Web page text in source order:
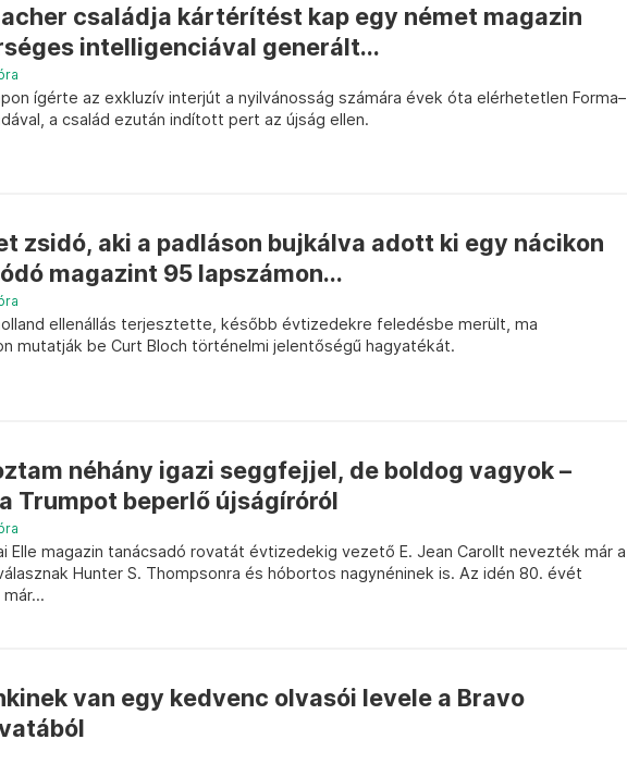
családja kártérítést kap egy német magazin
intelligenciával generált...
ígérte az exkluzív interjút a nyilvánosság számára évek óta elérhetetlen Forma–
a család ezután indított pert az újság ellen.
zsidó, aki a padláson bujkálva adott ki egy nácikon
magazint 95 lapszámon...
ellenállás terjesztette, később évtizedekre feledésbe merült, ma
mutatják be Curt Bloch történelmi jelentőségű hagyatékát.
néhány igazi seggfejjel, de boldog vagyok –
Trumpot beperlő újságíróról
Elle magazin tanácsadó rovatát évtizedekig vezető E. Jean Carollt nevezték már a
Hunter S. Thompsonra és hóbortos nagynéninek is. Az idén 80. évét
van egy kedvenc olvasói levele a Bravo